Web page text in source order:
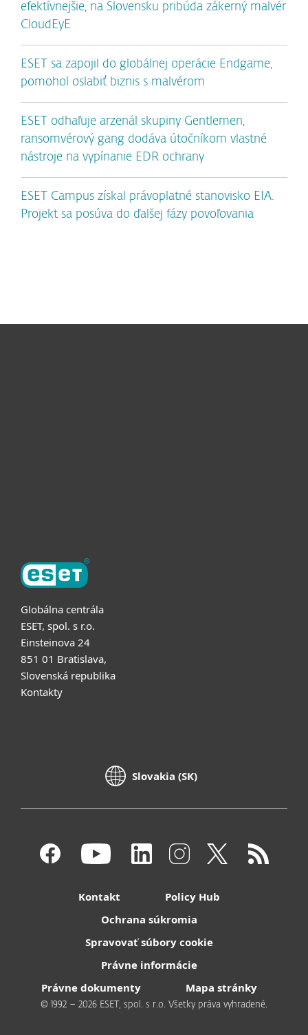
efektívnejšie, na Slovensku pribúda zákerný malvér
CloudEyE
ESET sa zapojil do globálnej operácie Endgame,
pomohol oslabiť biznis s malvérom
ESET odhaľuje arzenál skupiny Gentlemen,
ransomvérový gang dodáva útočníkom vlastné
nástroje na vypínanie EDR ochrany
ESET Campus získal právoplatné stanovisko EIA.
Projekt sa posúva do ďalšej fázy povoľovania
Globálna centrála
ESET, spol. s r.o.
Einsteinova 24
851 01 Bratislava,
Slovenská republika
Kontakty
Slovakia (SK)
Kontakt
Policy Hub
Ochrana súkromia
Spravovať súbory cookie
Právne informácie
Právne dokumenty
Mapa stránky
© 1992 – 2026 ESET, spol. s r.o. Všetky práva vyhradené.